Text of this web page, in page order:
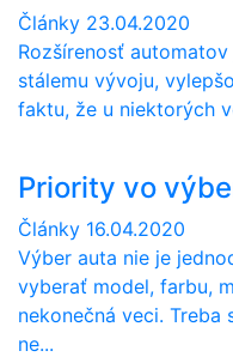
Články 23.04.2020
Rozšírenosť
stálemu vývoju,
faktu, že u niektorých
Priority vo
Články 16.04.2020
Výber auta nie je
vyberať model, farbu,
nekonečná veci.
ne...